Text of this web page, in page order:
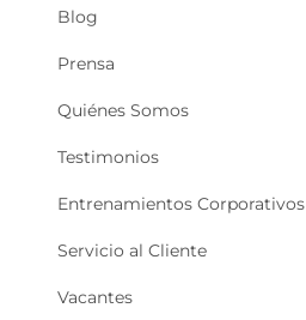
Blog
Prensa
Quiénes Somos
Testimonios
Entrenamientos Corporativos
Servicio al Cliente
Vacantes